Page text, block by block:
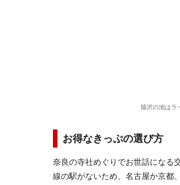
猿沢の池はラ
お得なきっぷの選び方
奈良の寺社めぐりでお世話になる
線の駅がないため、名古屋か京都